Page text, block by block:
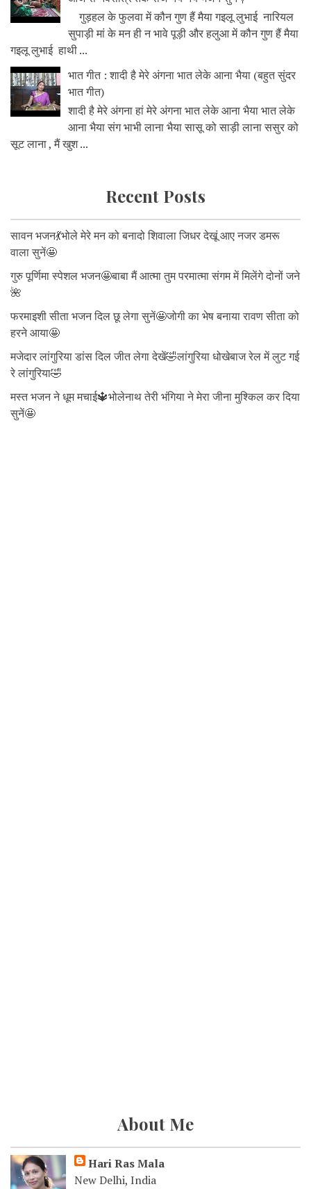
गुड़हल के फुलवा में कौन गुण हैं मैया गइलू लुभाई नारियल
सुपाड़ी मां के मन ही न भावे पूड़ी और हलुआ में कौन गुण हैं मैया
गइलू लुभाई हाथी ...
भात गीत : शादी है मेरे अंगना भात लेके आना भैया (बहुत सुंदर
भात गीत)
शादी है मेरे अंगना हां मेरे अंगना भात लेके आना भैया भात लेके
आना भैया संग भाभी लाना भैया सासू को साड़ी लाना ससुर को
सूट लाना , मैं खुश ...
Recent Posts
सावन भजन💃भोले मेरे मन को बनादो शिवाला जिधर देखूं आए नजर डमरू
वाला सुनें🤩
गुरु पूर्णिमा स्पेशल भजन🤩बाबा मैं आत्मा तुम परमात्मा संगम में मिलेंगे दोनों जने
🌺
फरमाइशी सीता भजन दिल छू लेगा सुनें🤩जोगी का भेष बनाया रावण सीता को
हरने आया🤩
मजेदार लांगुरिया डांस दिल जीत लेगा देखें🤣लांगुरिया धोखेबाज रेल में लुट गई
रे लांगुरिया🤣
मस्त भजन ने धूम मचाई🔱भोलेनाथ तेरी भंगिया ने मेरा जीना मुश्किल कर दिया
सुनें🤩
About Me
Hari Ras Mala
New Delhi, India